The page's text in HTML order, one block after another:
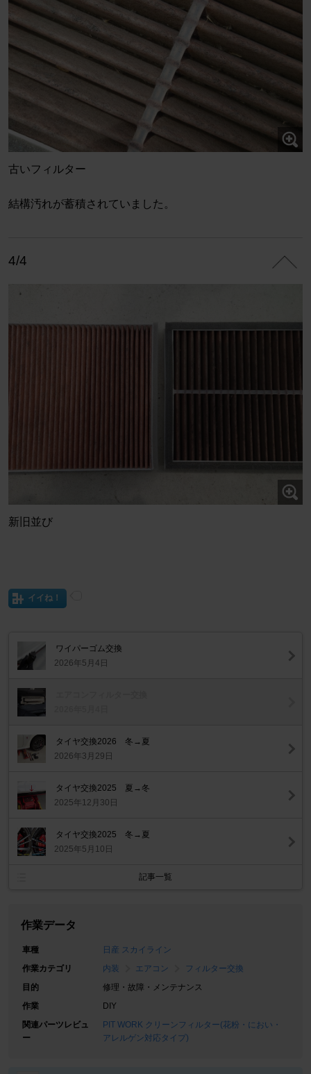
古いフィルター
結構汚れが蓄積されていました。
4/4
新旧並び
イイね！
ワイパーゴム交換
2026年5月4日
タイヤ交換2026 冬→夏
2026年3月29日
タイヤ交換2025 夏→冬
2025年12月30日
タイヤ交換2025 冬→夏
2025年5月10日
記事一覧
作業データ
車種
日産 スカイライン
作業カテゴリ
内装 エアコン
フィルター交換
目的
修理・故障・メンテナンス
作業
DIY
関連パーツレビュ
ー
PIT WORK クリーンフィルター(花粉・におい・
アレルゲン対応タイプ)